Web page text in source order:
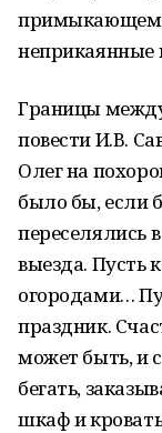
примыкающем
неприкаянные
Границы
повести И.В.
Олег на
было бы, если
переселялись
выезда. Пусть
огородами…
праздник.
может быть, и
бегать,
шкаф и